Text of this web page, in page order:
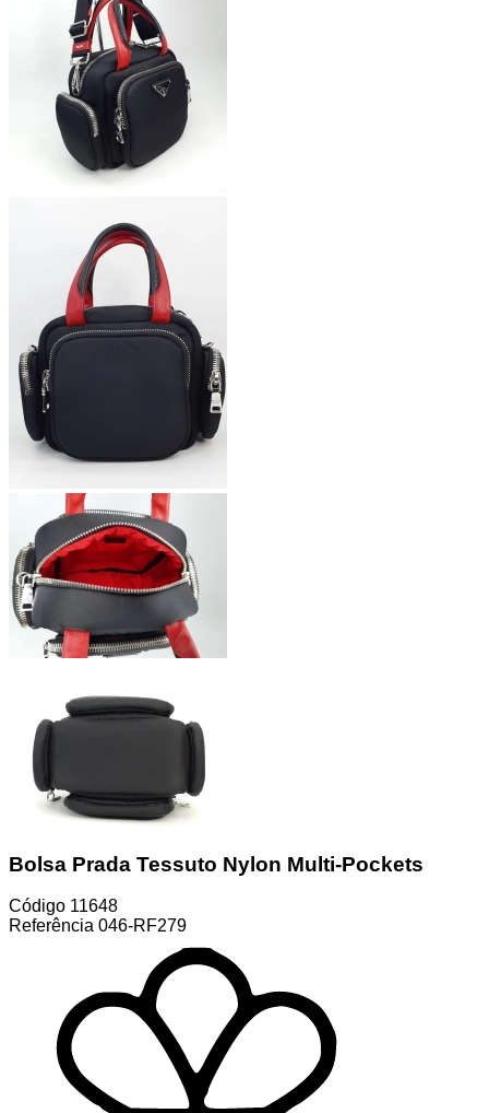
Bolsa Prada Tessuto Nylon Multi-Pockets
Código 11648
Referência 046-RF279